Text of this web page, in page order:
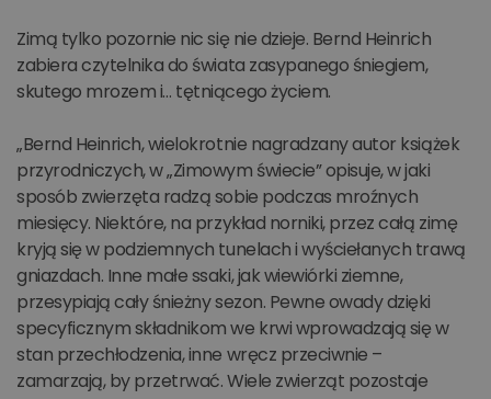
Zimą tylko pozornie nic się nie dzieje. Bernd Heinrich
zabiera czytelnika do świata zasypanego śniegiem,
skutego mrozem i… tętniącego życiem.
„Bernd Heinrich, wielokrotnie nagradzany autor książek
przyrodniczych, w „Zimowym świecie” opisuje, w jaki
sposób zwierzęta radzą sobie podczas mroźnych
miesięcy. Niektóre, na przykład norniki, przez całą zimę
kryją się w podziemnych tunelach i wyściełanych trawą
gniazdach. Inne małe ssaki, jak wiewiórki ziemne,
przesypiają cały śnieżny sezon. Pewne owady dzięki
specyficznym składnikom we krwi wprowadzają się w
stan przechłodzenia, inne wręcz przeciwnie –
zamarzają, by przetrwać. Wiele zwierząt pozostaje